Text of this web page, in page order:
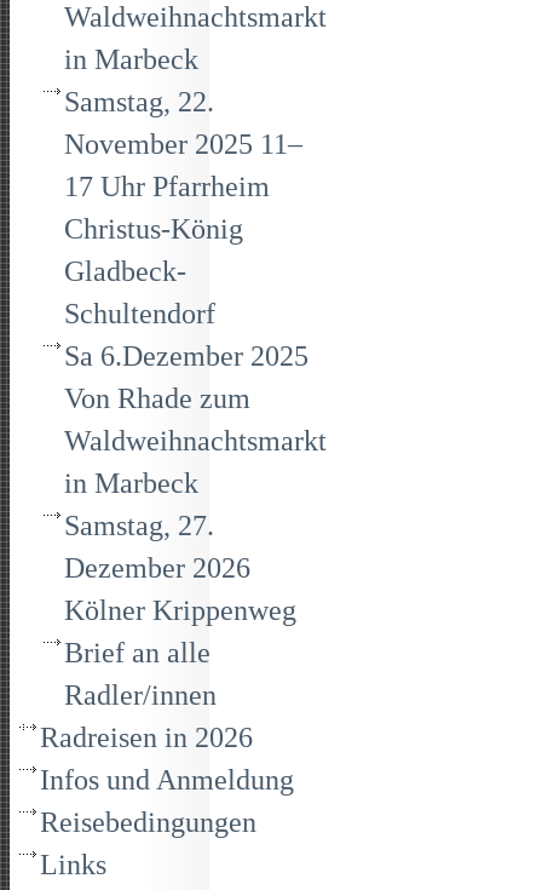
Waldweihnachtsmarkt
in Marbeck
Samstag, 22.
November 2025 11–
17 Uhr Pfarrheim
Christus-König
Gladbeck-
Schultendorf
Sa 6.Dezember 2025
Von Rhade zum
Waldweihnachtsmarkt
in Marbeck
Samstag, 27.
Dezember 2026
Kölner Krippenweg
Brief an alle
Radler/innen
Radreisen in 2026
Infos und Anmeldung
Reisebedingungen
Links